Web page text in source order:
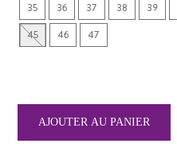
35 36 37 38 39
45
46 47